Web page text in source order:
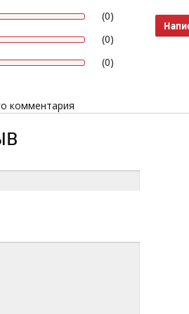
(0)
(0)
(0)
комментария